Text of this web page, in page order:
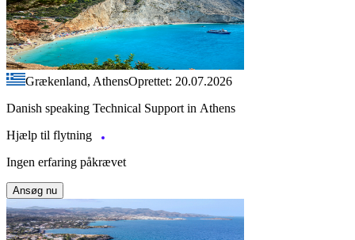
Grækenland, AthensOprettet: 20.07.2026
Danish speaking Technical Support in Athens
Hjælp til flytning
Ingen erfaring påkrævet
Ansøg nu